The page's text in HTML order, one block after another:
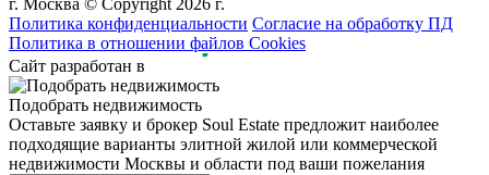
г. Москва © Copyright 2026 г.
Политика конфиденциальности Согласие на обработку ПД
Политика в отношении файлов Cookies
Сайт разработан в
Подобрать недвижимость
Оставьте заявку и брокер Soul Estate предложит наиболее
подходящие варианты элитной жилой или коммерческой
недвижимости Москвы и области под ваши пожелания